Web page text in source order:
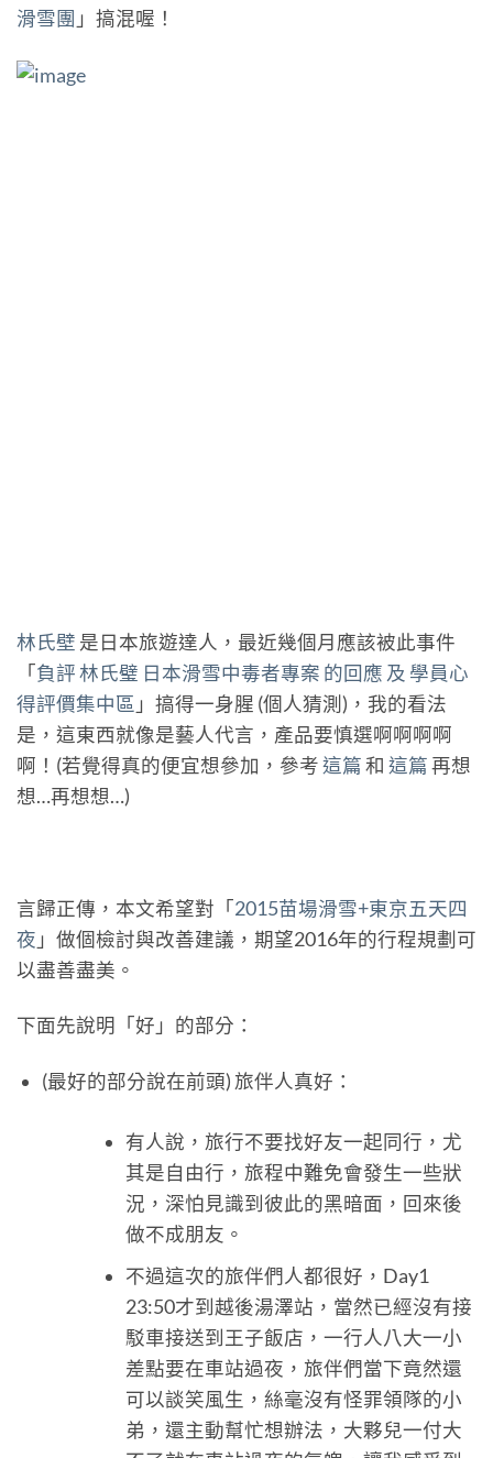
滑雪團 」搞混喔！
林氏壁 是日本旅遊達人，最近幾個月應該被此事件
「負評 林氏璧 日本滑雪中毒者專案 的回應 及 學員心
得評價集中區 」搞得一身腥 (個人猜測)，我的看法
是，這東西就像是藝人代言，產品要慎選啊啊啊啊
啊！(若覺得真的便宜想參加，參考這篇和 這篇再想
想…再想想…)
言歸正傳，本文希望對「2015苗場滑雪+東京五天四
夜 」做個檢討與改善建議，期望2016年的行程規劃可
以盡善盡美。
下面先說明「好」的部分：
(最好的部分說在前頭) 旅伴人真好：
有人說，旅行不要找好友一起同行，尤
其是自由行，旅程中難免會發生一些狀
況，深怕見識到彼此的黑暗面，回來後
做不成朋友。
不過這次的旅伴們人都很好，Day1
23:50才到越後湯澤站，當然已經沒有接
駁車接送到王子飯店，一行人八大一小
差點要在車站過夜，旅伴們當下竟然還
可以談笑風生，絲毫沒有怪罪領隊的小
弟，還主動幫忙想辦法，大夥兒一付大